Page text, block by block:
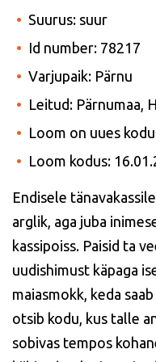
Suurus: suur
Id number: 78217
Varjupaik: Pärnu
Leitud: Pärnumaa,
Loom on uues
Loom kodus:
Endisele
arglik, aga juba
kassipoiss. Paisid ta
uudishimust käpaga
maiasmokk, keda
otsib kodu, kus talle
sobivas tempos